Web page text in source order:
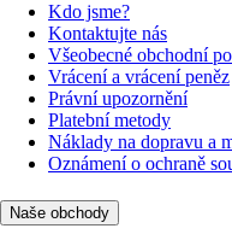
Kdo jsme?
Kontaktujte nás
Všeobecné obchodní
Vrácení a vrácení peněz
Právní upozornění
Platební metody
Náklady na dopravu a
Oznámení o ochraně
Naše obchody